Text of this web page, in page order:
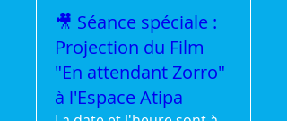
🎥 Séance spéciale :
Projection du Film
"En attendant Zorro"
à l'Espace Atipa